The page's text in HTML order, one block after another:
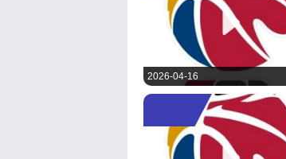
2026-04-16